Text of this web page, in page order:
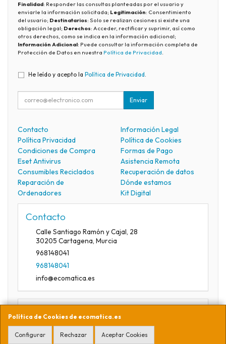
Política de Cookies de ecomatica.es
Configurar Rechazar Aceptar Cookies
Finalidad: Responder las consultas planteadas por el usuario y
enviarle la información solicitada; Legitimación: Consentimiento
del usuario; Destinatarios: Solo se realizan cesiones si existe una
obligación legal; Derechos: Acceder, rectificar y suprimir, así como
otros derechos, como se indica en la información adicional;
Información Adicional: Puede consultar la información completa de
Protección de Datos en nuestra Política de Privacidad.
He leído y acepto la Política de Privacidad
Enviar
Contacto
Información Legal
Política Privacidad
Política de Cookies
Condiciones de Compra
Formas de Pago
Eset Antivirus
Asistencia Remota
Consumibles Reciclados
Recuperación de datos
Reparación de
Ordenadores
Dónde estamos
Kit Digital
Contacto
Calle Santiago Ramón y Cajal, 28
30205 Cartagena, Murcia
968148041
968148041
info@ecomatica.es
Horario
09:30-13:30